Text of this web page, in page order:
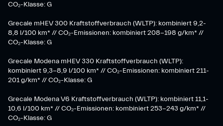
CO₂-Klasse: G
Grecale mHEV 300 Kraftstoffverbrauch (WLTP): kombiniert 9,2-
8,8 l/100 km* // CO₂-Emissionen: kombiniert 208-198 g/km* //
CO₂-Klasse: G
Grecale Modena mHEV 330 Kraftstoffverbrauch (WLTP):
kombiniert 9,3-8,9 l/100 km* // CO₂-Emissionen: kombiniert 211-
201 g/km* // CO₂-Klasse: G
Grecale Modena V6 Kraftstoffverbrauch (WLTP): kombiniert 11,1-
10,6 l/100 km* // CO₂-Emissionen: kombiniert 253-243 g/km* //
CO₂-Klasse: G